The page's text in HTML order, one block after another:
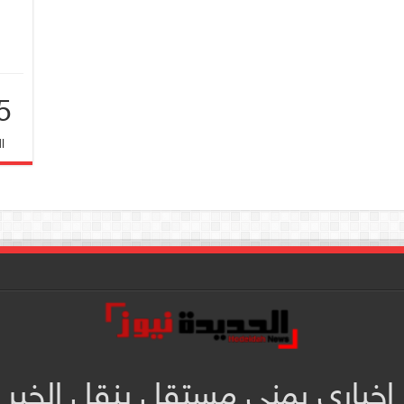
إخباري يمني مستقل ينقل